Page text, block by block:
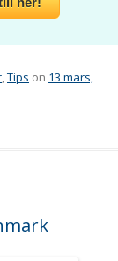
,Tips on 13 mars,